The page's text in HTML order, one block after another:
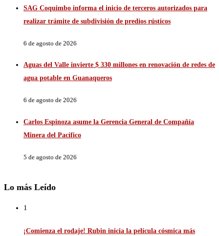
SAG Coquimbo informa el inicio de terceros autorizados para
realizar trámite de subdivisión de predios rústicos
6 de agosto de 2026
Aguas del Valle invierte $ 330 millones en renovación de redes de
agua potable en Guanaqueros
6 de agosto de 2026
Carlos Espinoza asume la Gerencia General de Compañía
Minera del Pacífico
5 de agosto de 2026
Lo más Leído
1
¡Comienza el rodaje! Rubin inicia la película cósmica más